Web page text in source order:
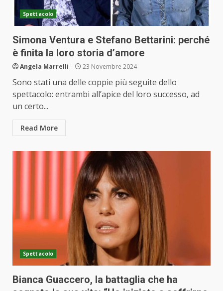
Spettacolo
Simona Ventura e Stefano Bettarini: perché
è finita la loro storia d’amore
Angela Marrelli 23 Novembre 2024
Sono stati una delle coppie più seguite dello
spettacolo: entrambi all’apice del loro successo, ad
un certo...
Read More
Spettacolo
Bianca Guaccero, la battaglia che ha